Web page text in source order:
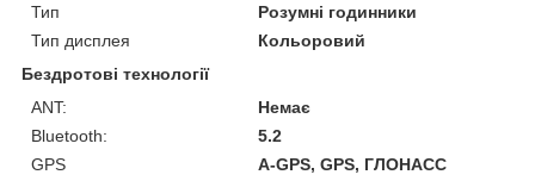
Тип
Розумні годинники
Тип дисплея
Кольоровий
Бездротові технології
ANT:
Немає
Bluetooth:
5.2
GPS
A-GPS, GPS, ГЛОНАСС